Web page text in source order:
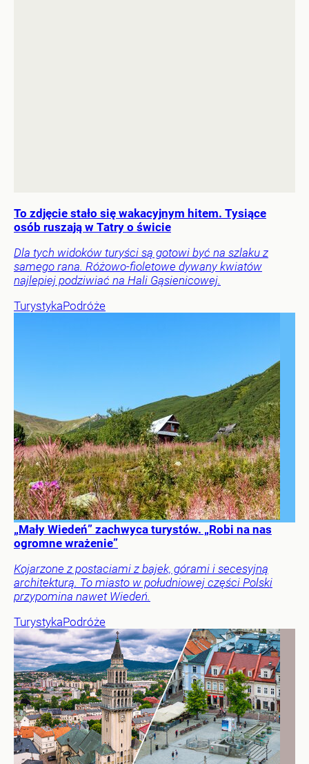
To zdjęcie stało się wakacyjnym hitem. Tysiące
osób ruszają w Tatry o świcie
Dla tych widoków turyści są gotowi być na szlaku z
samego rana. Różowo-fioletowe dywany kwiatów
najlepiej podziwiać na Hali Gąsienicowej.
TurystykaPodróże
„Mały Wiedeń” zachwyca turystów. „Robi na nas
ogromne wrażenie”
Kojarzone z postaciami z bajek, górami i secesyjną
architekturą. To miasto w południowej części Polski
przypomina nawet Wiedeń.
TurystykaPodróże